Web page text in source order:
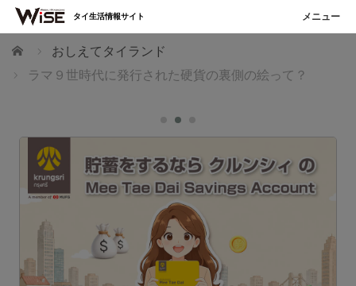
ホーム
おしえてタイランド
ラマ９世時代に発行された硬貨の裏側の絵って？
タイ生活情報サイト